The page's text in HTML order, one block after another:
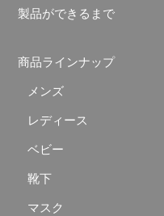
製品ができるまで
商品ラインナップ
メンズ
レディース
ベビー
靴下
マスク